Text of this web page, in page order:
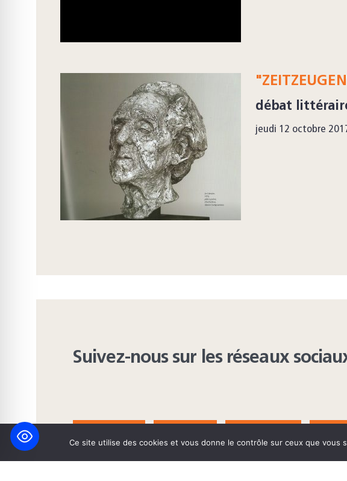
débat
jeudi 12 octobre
Suivez-nous sur les réseaux
Ce site utilise des cookies et vous donne le contrôle sur ceux que vous